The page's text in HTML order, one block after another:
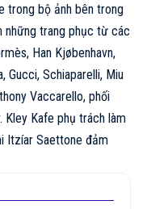
trong bộ ảnh bên trong
những trang phục từ các
, Han Kjøbenhavn,
Gucci, Schiaparelli, Miu
Vaccarello, phối
Kley Kafe phụ trách làm
Itzíar Saettone đảm